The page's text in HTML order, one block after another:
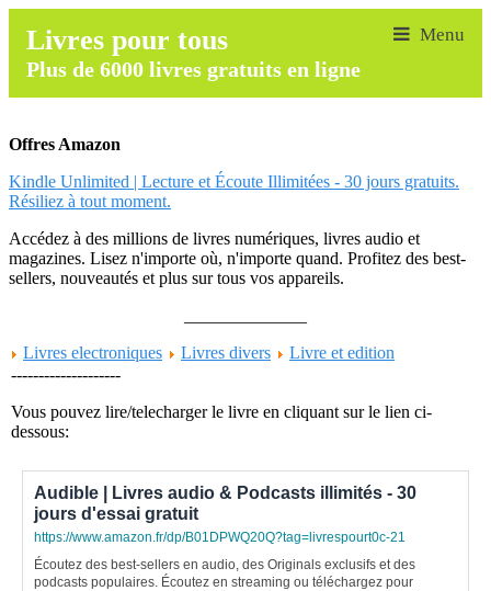
Livres pour tous
Plus de 6000 livres gratuits en ligne
Offres Amazon
Kindle Unlimited | Lecture et Écoute Illimitées - 30 jours gratuits.
Résiliez à tout moment.
Accédez à des millions de livres numériques, livres audio et
magazines. Lisez n'importe où, n'importe quand. Profitez des best-
sellers, nouveautés et plus sur tous vos appareils.
Livres electroniques
Livres divers
Livre et edition
--------------------
Vous pouvez lire/telecharger le livre en cliquant sur le lien ci-
dessous:
Audible | Livres audio & Podcasts illimités - 30
jours d'essai gratuit
https://www.amazon.fr/dp/B01DPWQ20Q?tag=livrespourt0c-21
Écoutez des best-sellers en audio, des Originals exclusifs et des
podcasts populaires. Écoutez en streaming ou téléchargez pour